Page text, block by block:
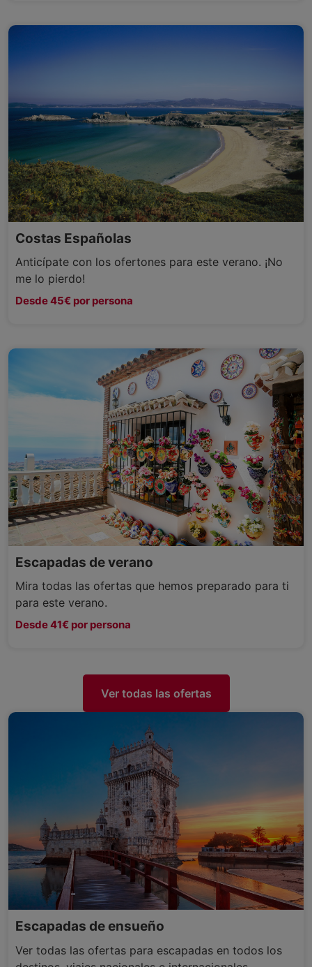
Costas Españolas
Anticípate con los ofertones para este verano. ¡No
me lo pierdo!
Desde 45€ por persona
Escapadas de verano
Mira todas las ofertas que hemos preparado para ti
para este verano.
Desde 41€ por persona
Ver todas las ofertas
Escapadas de ensueño
Ver todas las ofertas para escapadas en todos los